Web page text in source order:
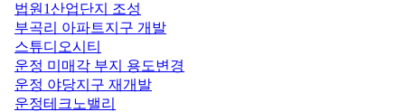
법원1산업단지 조성
부곡리 아파트지구 개발
스튜디오시티
운정 미매각 부지 용도변경
운정 야당지구 재개발
운정테크노밸리